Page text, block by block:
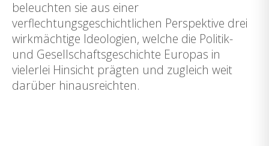
beleuchten sie aus einer
verflechtungsgeschichtlichen Perspektive drei
wirkmächtige Ideologien, welche die Politik-
und Gesellschaftsgeschichte Europas in
vielerlei Hinsicht prägten und zugleich weit
darüber hinausreichten.